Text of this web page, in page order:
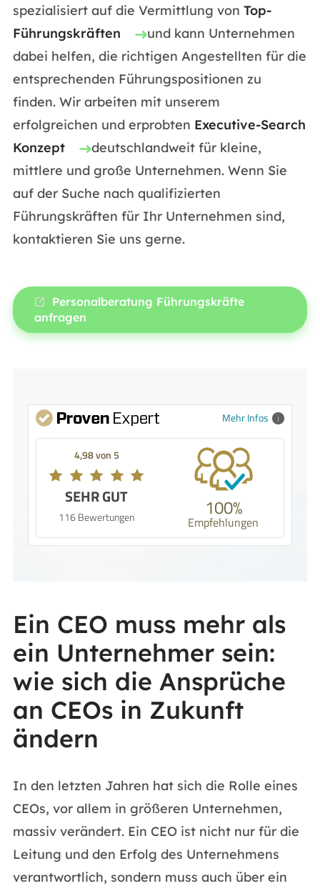
spezialisiert auf die Vermittlung von Top-
Führungskräften
und kann Unternehmen
dabei helfen, die richtigen Angestellten für die
entsprechenden Führungspositionen zu
finden. Wir arbeiten mit unserem
erfolgreichen und erprobten Executive-Search
Konzept
deutschlandweit für kleine,
mittlere und große Unternehmen. Wenn Sie
auf der Suche nach qualifizierten
Führungskräften für Ihr Unternehmen sind,
kontaktieren Sie uns gerne.
Personalberatung Führungskräfte
anfragen
Mehr Infos
4,98 von 5
SEHR GUT
116 Bewertungen 100%
Empfehlungen
Ein CEO muss mehr als
ein Unternehmer sein:
wie sich die Ansprüche
an CEOs in Zukunft
ändern
In den letzten Jahren hat sich die Rolle eines
CEOs, vor allem in größeren Unternehmen,
massiv verändert. Ein CEO ist nicht nur für die
Leitung und den Erfolg des Unternehmens
verantwortlich, sondern muss auch über ein